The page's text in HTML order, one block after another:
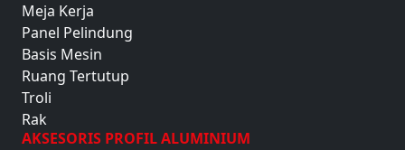
Meja Kerja
Panel Pelindung
Basis Mesin
Ruang Tertutup
Troli
Rak
AKSESORIS PROFIL ALUMINIUM